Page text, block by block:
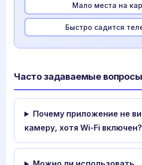
Мало места на
Быстро садится
Часто задаваемые вопросы
Почему приложение не
камеру, хотя Wi-Fi включен?